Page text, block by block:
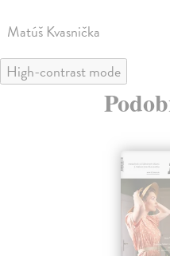
Matúš Kvasnička
High-contrast mode